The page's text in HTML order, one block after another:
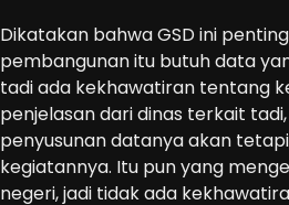
Dikatakan bahwa GSD ini
pembangunan itu butuh data
tadi ada kekhawatiran tentang
penjelasan dari dinas terkait
penyusunan datanya akan
kegiatannya. Itu pun yang
negeri, jadi tidak ada